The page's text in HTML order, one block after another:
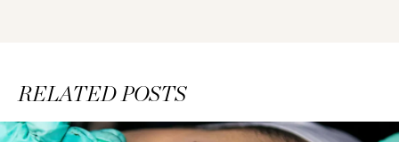
RELATED POSTS